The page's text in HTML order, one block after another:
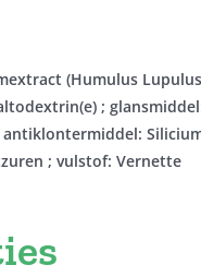
(Humulus
;
; vulstof: Vernette